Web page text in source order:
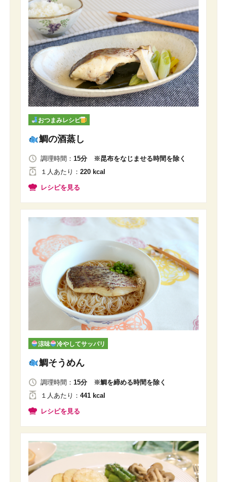
おつまみレシピ
鯛の酒蒸し
調理時間： 15分 ※昆布をなじませる時間を除く
１人あたり ： 220 kcal
レシピを見る
涼味 冷やしてサッパリ
鯛そうめん
調理時間： 15分 ※鯛を締める時間を除く
１人 あたり ： 441 kcal
レシピを見る